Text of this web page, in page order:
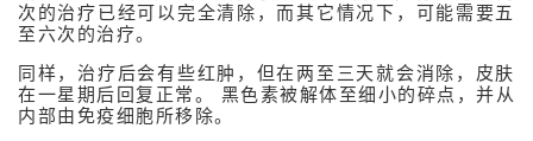
次的治疗已经可以完全清除，而其它情况下，可能需要五
至六次的治疗。
同样，治疗后会有些红肿，但在两至三天就会消除，皮肤
在一星期后回复正常。 黑色素被解体至细小的碎点，并从
内部由免疫细胞所移除。